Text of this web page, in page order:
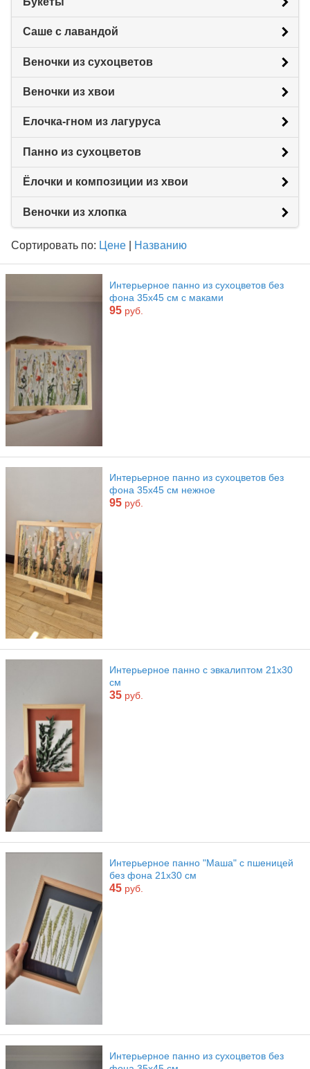
Саше с лавандой
Веночки из сухоцветов
Веночки из хвои
Елочка-гном из лагуруса
Панно из сухоцветов
Ёлочки и композиции из хвои
Веночки из хлопка
Сортировать по: Цене Названию
Интерьерное панно из сухоцветов без
фона 35х45 см с маками
95 руб.
Интерьерное панно из сухоцветов без
фона 35х45 см нежное
95 руб.
Интерьерное панно с эвкалиптом 21х30
см
35 руб.
Интерьерное панно "Маша" с пшеницей
без фона 21х30 см
45 руб.
Интерьерное панно из сухоцветов без